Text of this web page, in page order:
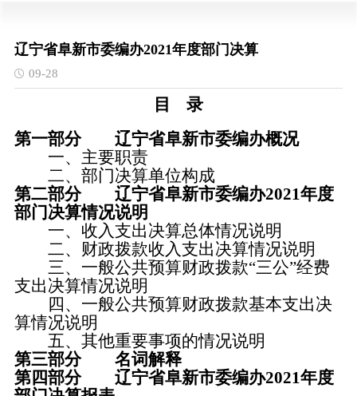
辽宁省阜新市委编办2021年度部门决算
09-28
目 录
第一部分 辽宁省阜新市委编办概况
一、主要职责
二、部门决算单位构成
第二部分 辽宁省阜新市委编办2021年度
部门决算情况说明
一、收入支出决算总体情况说明
二、财政拨款收入支出决算情况说明
三、一般公共预算财政拨款“三公”经费
支出决算情况说明
四、一般公共预算财政拨款基本支出决
算情况说明
五、其他重要事项的情况说明
第三部分 名词解释
第四部分 辽宁省阜新市委编办2021年度